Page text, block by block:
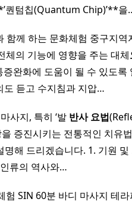
퀀텀칩(Quantum Chip)’**을
함께 하는 문화체험 중구지
체의 기능에 영향을 주는 대체
완화에 도움이 될 수 있도록
도 듣고 수지침과 지압…
사지, 특히 ‘발 반사 요법
증진시키는 전통적인 치유
해 드리겠습니다. ​1. 기원
인류의 역사와…
험 SIN 60분 바디 마사지 테